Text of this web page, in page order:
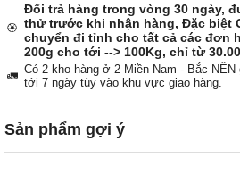
🏵️
Đổi trả hàng trong vòng 30 ngày,
thử trước khi nhận hàng, Đặc biệt
chuyển đi tỉnh cho tất cả các đơn
200g cho tới --> 100Kg, chỉ từ
🚛 Có 2 kho hàng ở 2 Miền Nam - Bắc
tới 7 ngày tùy vào khu vực giao hàng.
Sản phẩm gợi ý